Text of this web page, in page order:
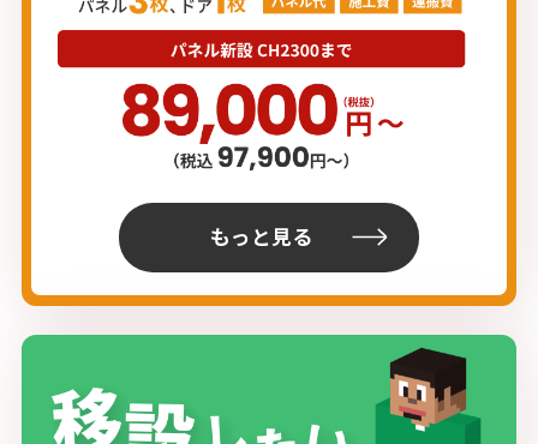
もっと見る